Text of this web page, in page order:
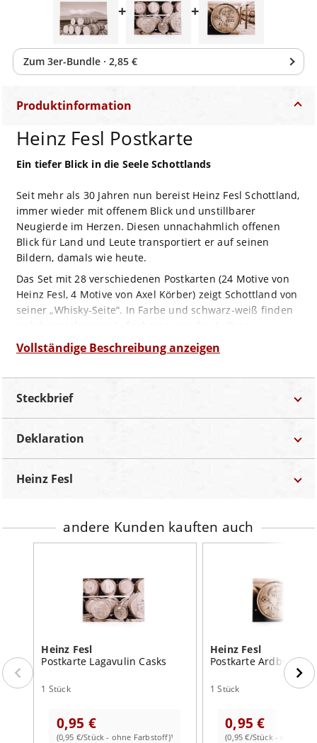
+ +
Zum 3er-Bundle · 2,85 €
Produktinformation
Heinz Fesl Postkarte
Ein tiefer Blick in die Seele Schottlands
Seit mehr als 30 Jahren nun bereist Heinz Fesl Schottland,
immer wieder mit offenem Blick und unstillbarer
Neugierde im Herzen. Diesen unnachahmlich offenen
Blick für Land und Leute transportiert er auf seinen
Bildern, damals wie heute.
Das Set mit 28 verschiedenen Postkarten (24 Motive von
Heinz Fesl, 4 Motive von Axel Körber) zeigt Schottland von
seiner „Whisky-Seite“. In Farbe und schwarz-weiß finden
Brennerei, von Talisker, Caol Ila, Edradour oder der
geschlossenen Port Ellen Destillerie. Im Fokus stehen
manchmal fangen die Bilder auch einzig die Stimmung
um eine der Brennereien ein.
Vollständige Beschreibung anzeigen
Steckbrief
Marke
Heinz Fesl
Autor
Kategorie
Postkarten
Land
Deutschland
Deklaration
Land: Deutschland
Farbstoff: ohne Farbstoff
Heinz Fesl
andere Kunden kauften auch
Heinz Fesl
Postkarte Lagavulin Casks
1 Stück
0,95 €
(0,95 €/Stück - ohne Farbstoff)¹
Heinz Fesl
Postkarte Ardbeg
1 Stück
0,95 €
(0,95 €/Stück - ohne